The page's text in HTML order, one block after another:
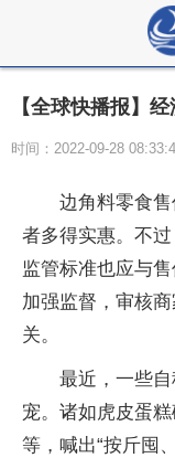
【全球快播报】
时间：2022-09-28
边角料零食
者多得实惠。不过
监管标准也应与
加强监督，审核
关。
最近，一些
宠。诸如虎皮蛋
等，喊出“按斤囤